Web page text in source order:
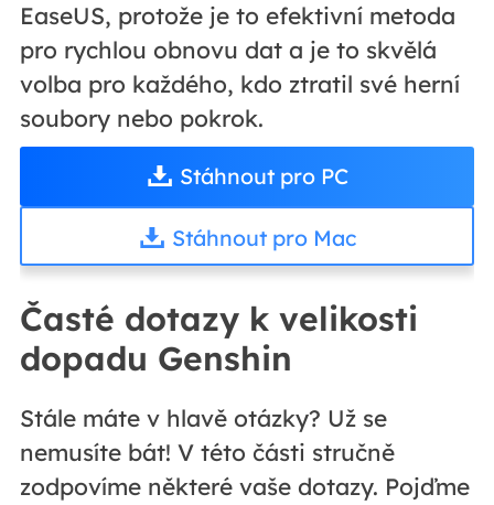
EaseUS, protože je to efektivní metoda
pro rychlou obnovu dat a je to skvělá
volba pro každého, kdo ztratil své herní
soubory nebo pokrok.
Stáhnout pro PC
Stáhnout pro Mac
Časté dotazy k velikosti
dopadu Genshin
Stále máte v hlavě otázky? Už se
nemusíte bát! V této části stručně
zodpovíme některé vaše dotazy. Pojďme